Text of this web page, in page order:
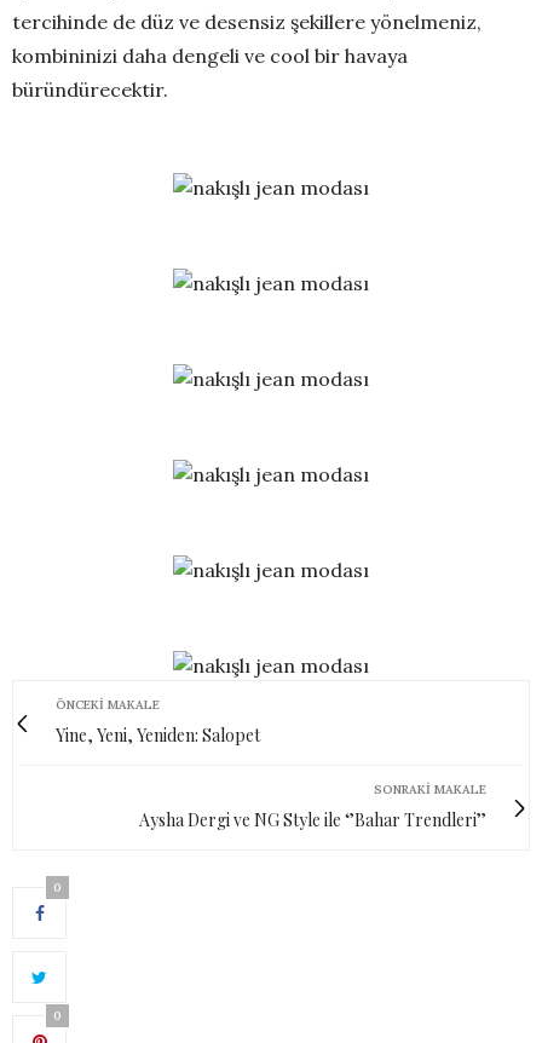
tercihinde de düz ve desensiz şekillere yönelmeniz,
kombininizi daha dengeli ve cool bir havaya
büründürecektir.
ÖNCEKI MAKALE
Yine, Yeni, Yeniden: Salopet
SONRAKI MAKALE
Aysha Dergi ve NG Style ile ‘’Bahar Trendleri’’
0
0